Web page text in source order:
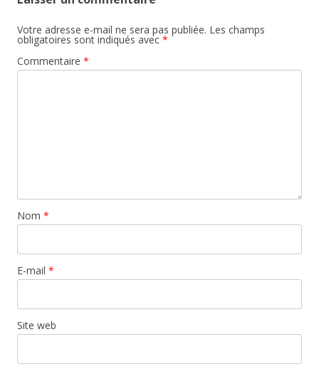
Votre adresse e-mail ne sera pas publiée. Les champs
obligatoires sont indiqués avec *
Commentaire *
Nom *
E-mail *
Site web